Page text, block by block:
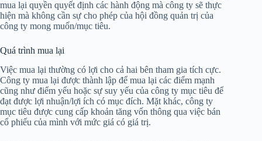
mua lại quyền quyết định các hành động mà công ty sẽ thực
hiện mà không cần sự cho phép của hội đồng quản trị của
công ty mong muốn/mục tiêu.
Quá trình mua lại
Việc mua lại thường có lợi cho cả hai bên tham gia tích cực.
Công ty mua lại được thành lập để mua lại các điểm mạnh
cũng như điểm yếu hoặc sự suy yếu của công ty mục tiêu để
đạt được lợi nhuận/lợi ích có mục đích. Mặt khác, công ty
mục tiêu được cung cấp khoản tăng vốn thông qua việc bán
cổ phiếu của mình với mức giá có giá trị.